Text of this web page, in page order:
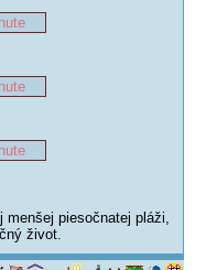
menšej piesočnatej pláži,
život.